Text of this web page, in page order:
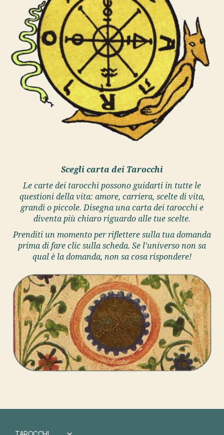
Scegli carta dei Tarocchi
Le carte dei tarocchi possono guidarti in tutte le
questioni della vita: amore, carriera, scelte di vita,
grandi o piccole. Disegna una carta dei tarocchi e
diventa più chiaro riguardo alle tue scelte.
Prenditi un momento per riflettere sulla tua domanda
prima di fare clic sulla scheda. Se l'universo non sa
qual è la domanda, non sa cosa rispondere!